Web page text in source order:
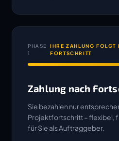
PHASE
1
IHRE ZAHLUNG FOLGT
FORTSCHRITT
Zahlung nach
Sie bezahlen nur
Projektfortschritt – flexibel,
für Sie als Auftraggeber.